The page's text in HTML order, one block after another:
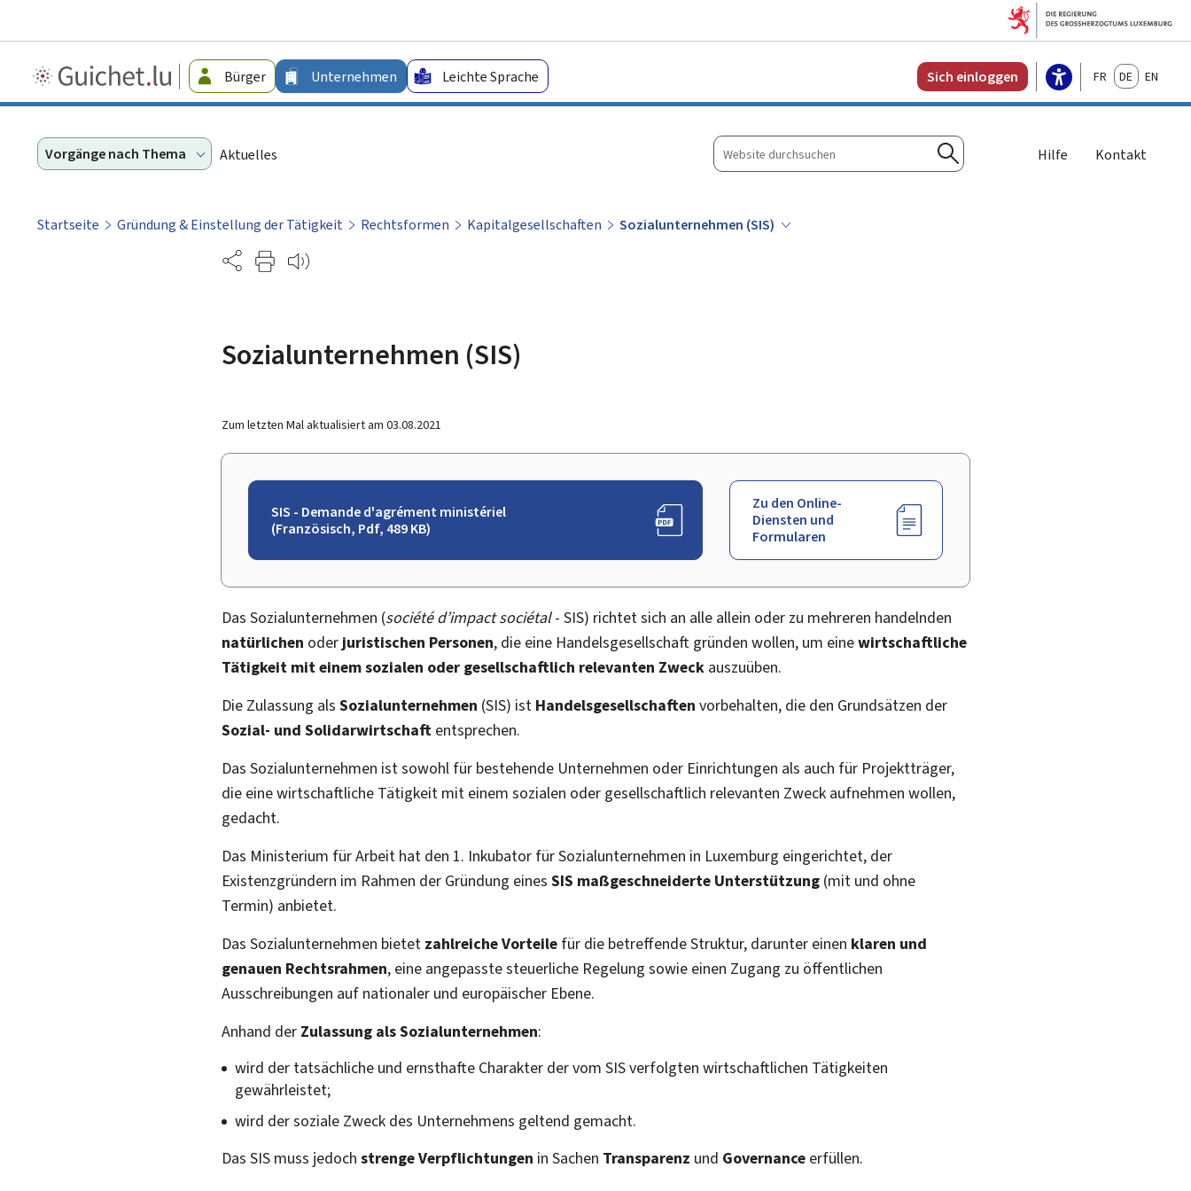
Guichet.lu
-
Bürger Unternehmen Leichte Sprache Sich einloggen FrançaisDeutschEnglish
Vorgänge nach Thema Aktuelles
Website
durchsuchen
Suchen
Hilfe Kontakt
Startseite Gründung & Einstellung der Tätigkeit Rechtsformen Kapitalgesellschaften
Sozialunternehmen (SIS)
Partage
Sozialunternehmen (SIS)
Zum letzten Mal aktualisiert am 03.08.2021
SIS - Demande d'agrément ministériel
(Französisch, Pdf, 489 KB)
Zu den Online-
Diensten und
Formularen
Das Sozialunternehmen (société d’impact sociétal- SIS) richtet sich an alle allein oder zu mehreren handelnden
natürlichen oder juristischen Personen, die eine Handelsgesellschaft gründen wollen, um einewirtschaftliche
Tätigkeit mit einem sozialen oder gesellschaftlich relevanten Zweck auszuüben.
Die Zulassung als Sozialunternehmen (SIS) ist Handelsgesellschaften vorbehalten, die den Grundsätzen der
Sozial- und Solidarwirtschaft entsprechen.
Das Sozialunternehmen ist sowohl für bestehende Unternehmen oder Einrichtungen als auch für Projektträger,
die eine wirtschaftliche Tätigkeit mit einem sozialen oder gesellschaftlich relevanten Zweck aufnehmen wollen,
gedacht.
Das Ministerium für Arbeit hat den 1. Inkubator für Sozialunternehmen in Luxemburg eingerichtet, der
Existenzgründern im Rahmen der Gründung eines SIS maßgeschneiderte Unterstützung (mit und ohne
Termin) anbietet.
Das Sozialunternehmen bietet zahlreiche Vorteile für die betreffende Struktur, darunter einen klaren und
genauen Rechtsrahmen, eine angepasste steuerliche Regelung sowie einen Zugang zu öffentlichen
Ausschreibungen auf nationaler und europäischer Ebene.
Anhand der Zulassung als Sozialunternehmen:
wird der tatsächliche und ernsthafte Charakter der vom SIS verfolgten wirtschaftlichen Tätigkeiten
gewährleistet;
wird der soziale Zweck des Unternehmens geltend gemacht.
Das SIS muss jedoch strenge Verpflichtungen in Sachen Transparenz und Governance erfüllen.